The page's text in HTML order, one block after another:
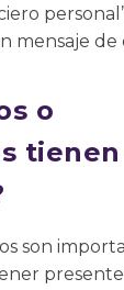
mensaje de
o
son